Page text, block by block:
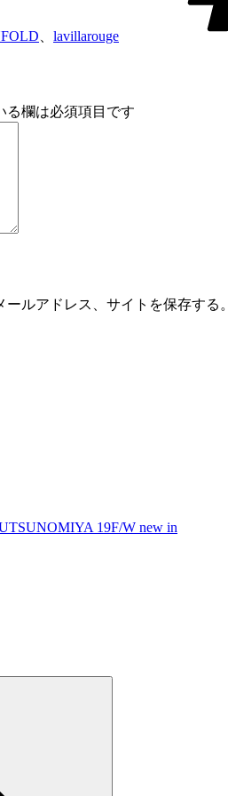
lavillarouge
る欄は必須項目です
ルアドレス、サイトを保存する。
19F/W new in